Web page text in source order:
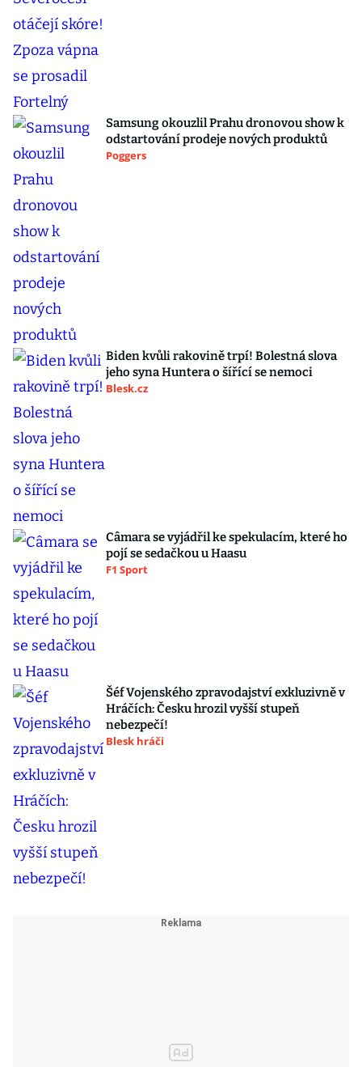
Samsung okouzlil Prahu dronovou show k
odstartování prodeje nových produktů
Poggers
Biden kvůli rakovině trpí! Bolestná slova
jeho syna Huntera o šířící se nemoci
Blesk.cz
Câmara se vyjádřil ke spekulacím, které ho
pojí se sedačkou u Haasu
F1 Sport
Šéf Vojenského zpravodajství exkluzivně v
Hráčích: Česku hrozil vyšší stupeň
nebezpečí!
Blesk hráči